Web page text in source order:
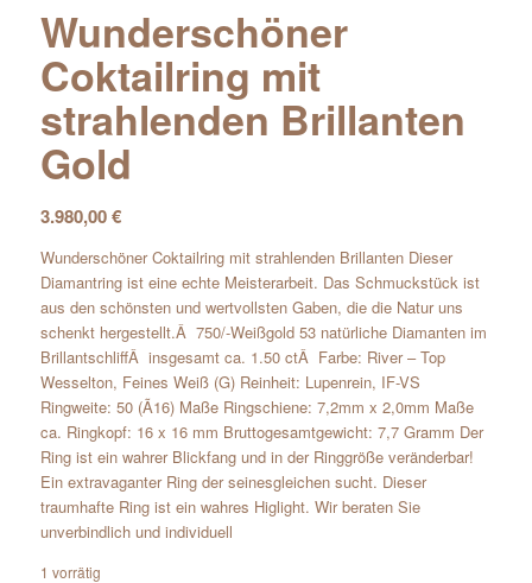
Wunderschöner
Coktailring mit
strahlenden Brillanten
Gold
3.980,00€
Wunderschöner Coktailring mit strahlenden Brillanten Dieser
Diamantring ist eine echte Meisterarbeit. Das Schmuckstück ist
aus den schönsten und wertvollsten Gaben, die die Natur uns
schenkt hergestellt.Â 750/-Weißgold 53 natürliche Diamanten im
BrillantschliffÂ insgesamt ca. 1.50 ctÂ Farbe: River – Top
Wesselton, Feines Weiß (G) Reinheit: Lupenrein, IF-VS
Ringweite: 50 (Ã16) Maße Ringschiene: 7,2mm x 2,0mm Maße
ca. Ringkopf: 16 x 16 mm Bruttogesamtgewicht: 7,7 Gramm Der
Ring ist ein wahrer Blickfang und in der Ringgröße veränderbar!
Ein extravaganter Ring der seinesgleichen sucht. Dieser
traumhafte Ring ist ein wahres Higlight. Wir beraten Sie
unverbindlich und individuell
1 vorrätig